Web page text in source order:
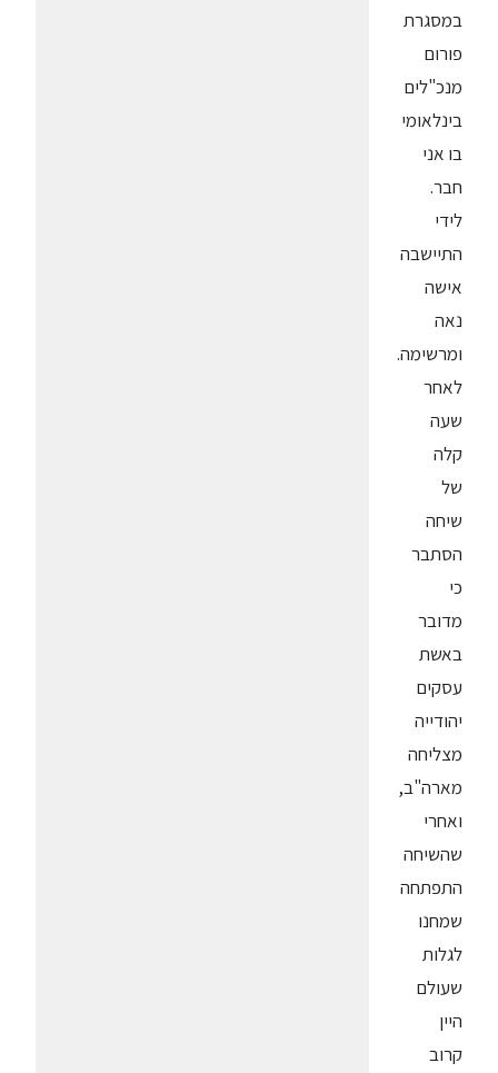
במסגרת
פורום
מנכ"לים
בינלאומי
בו אני
חבר.
לידי
התיישבה
אישה
נאה
ומרשימה.
לאחר
שעה
קלה
של
שיחה
הסתבר
כי
מדובר
באשת
עסקים
יהודייה
מצליחה
מארה"ב,
ואחרי
שהשיחה
התפתחה
שמחנו
לגלות
שעולם
היין
קרוב